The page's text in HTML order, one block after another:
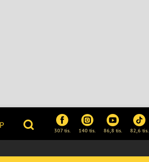
307 tis. 140 tis. 86,8 tis. 82,6 tis.